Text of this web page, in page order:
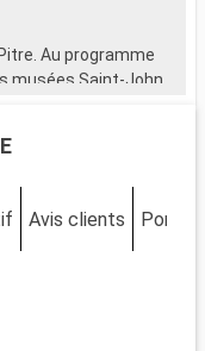
Au programme
musées Saint-John
ne manquent pas
le Parc National de la
Avis clients Ponts